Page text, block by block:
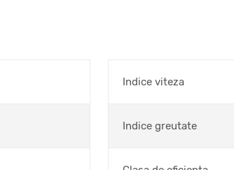
Indice viteza
Indice greutate